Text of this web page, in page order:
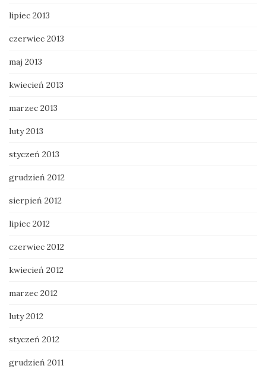
lipiec 2013
czerwiec 2013
maj 2013
kwiecień 2013
marzec 2013
luty 2013
styczeń 2013
grudzień 2012
sierpień 2012
lipiec 2012
czerwiec 2012
kwiecień 2012
marzec 2012
luty 2012
styczeń 2012
grudzień 2011